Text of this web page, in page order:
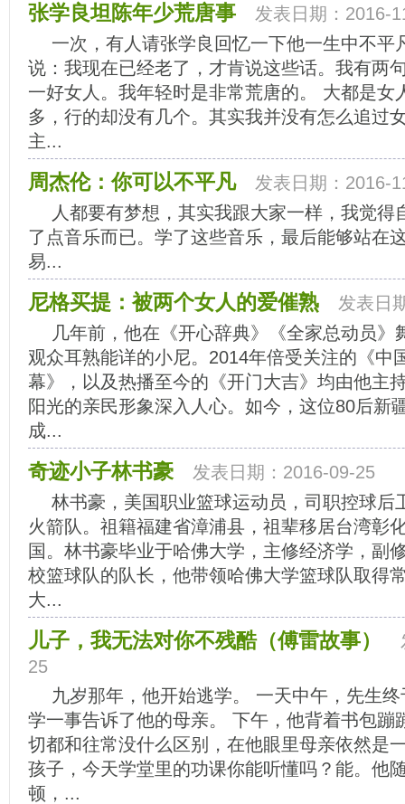
张学良坦陈年少荒唐事
发表日期：2016-
一次，有人请张学良回忆一下他一生中不平
说：我现在已经老了，才肯说这些话。我有两
一好女人。我年轻时是非常荒唐的。 大都是女
多，行的却没有几个。其实我并没有怎么追过
主...
周杰伦：你可以不平凡
发表日期：2016-
人都要有梦想，其实我跟大家一样，我觉得
了点音乐而已。学了这些音乐，最后能够站在
易...
尼格买提：被两个女人的爱催熟
发表日
几年前，他在《开心辞典》《全家总动员》
观众耳熟能详的小尼。2014年倍受关注的《中
幕》，以及热播至今的《开门大吉》均由他主
阳光的亲民形象深入人心。如今，这位80后新
成...
奇迹小子林书豪
发表日期：2016-09-25
林书豪，美国职业篮球运动员，司职控球后
火箭队。祖籍福建省漳浦县，祖辈移居台湾彰
国。林书豪毕业于哈佛大学，主修经济学，副
校篮球队的队长，他带领哈佛大学篮球队取得
大...
儿子，我无法对你不残酷（傅雷故事）
25
九岁那年，他开始逃学。 一天中午，先生
学一事告诉了他的母亲。 下午，他背着书包蹦
切都和往常没什么区别，在他眼里母亲依然是
孩子，今天学堂里的功课你能听懂吗？能。他
顿，...